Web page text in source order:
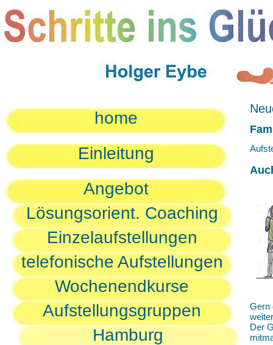
home
Einleitung
Angebot
Lösungsorient. Coaching
Einzelaufstellungen
telefonische Aufstellungen
Wochenendkurse
Aufstellungsgruppen
Hamburg
Gern
Der